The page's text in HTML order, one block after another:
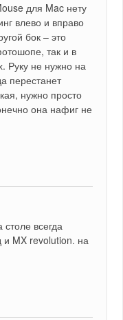
для Mac нету
влево и вправо
бок – это
так и в
Руку не нужно на
перестанет
нужно просто
она нафиг не
всегда
и MX revolution. на